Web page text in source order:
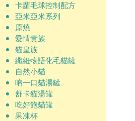
卡蘿毛球控制配方
亞米亞米系列
原燒
愛情貴族
貓皇族
纖維物語化毛貓罐
自然小貓
吶一口貓湯罐
舒卡貓湯罐
吃好飽貓罐
果凍杯